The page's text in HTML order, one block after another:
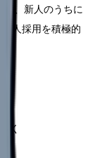
ら、新人のうちに
人採用を積極的
く